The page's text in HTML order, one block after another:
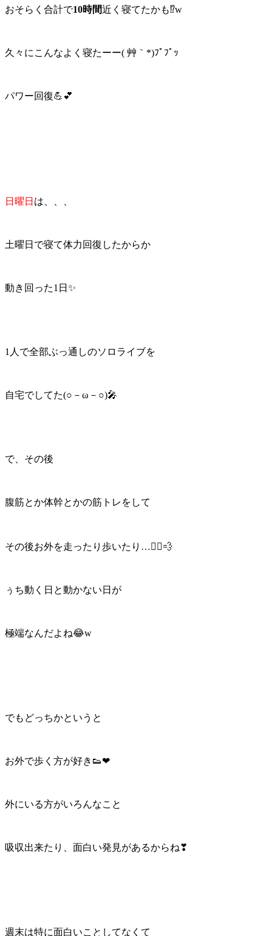
おそらく合計で10時間近く寝てたかも⁉w
久々にこんなよく寝たーー( 艸｀*)ﾌﾟﾌﾟｯ
パワー回復💪💕
日曜日 は、、、
土曜日で寝て体力回復したからか
動き回った1日✨
1人で全部ぶっ通しのソロライブを
自宅でしてた(○－ω－○)🎤
で、その後
腹筋とか体幹とかの筋トレをして
その後お外を走ったり歩いたり…🏃‍♀️💨
ぅち動く日と動かない日が
極端なんだよね😂w
でもどっちかというと
お外で歩く方が好き👟❤
外にいる方がいろんなこと
吸収出来たり、面白い発見があるからね❣
週末は特に面白いことしてなくて